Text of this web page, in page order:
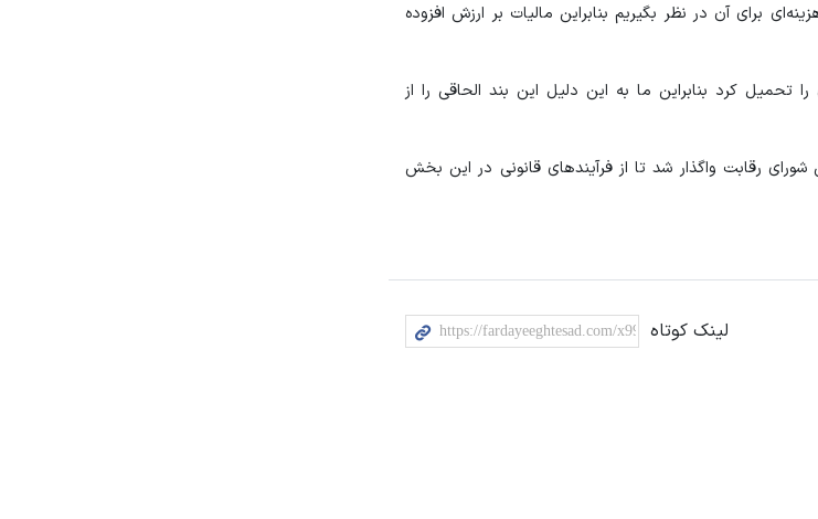
برای آن در نظر بگیریم بنابراین مالیات بر ارزش افزوده
کرد بنابراین ما به این دلیل این بند الحاقی را از
به دولت و همچنین شورای رقابت واگذار شد تا از فرآیندهای قانونی در این بخش
لینک کوتاه